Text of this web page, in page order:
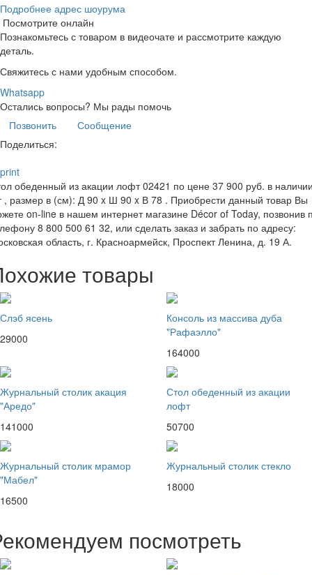
Подробнее адрес шоурума
Посмотрите онлайн
Познакомьтесь с товаром в видеочате и рассмотрите каждую
деталь.
Свяжитесь с нами удобным способом.
Whatsapp
Остались вопросы? Мы рады помочь
Позвонить
Сообщение
Поделиться:
print
обеденный из акации лофт 02421 по цене 37 900 руб. в
, размер в (см): Д 90 x Ш 90 x В 78 . Приобрести данный товар Вы
on-line в нашем интернет магазине Décor of Today, позвонив
8 800 500 61 32, или сделать заказ и забрать по адресу:
область, г. Красноармейск, Проспект Ленина, д. 19 А.
товары
Слэб ясень
29000
Консоль из массива дуба
"Рафаэлло"
164000
Журнальный столик акация
"Аредо"
141000
Стол обеденный из акации
лофт
50700
Журнальный столик мрамор
"Мабел"
16500
Журнальный столик стекло
18000
посмотреть